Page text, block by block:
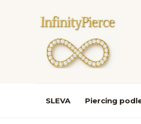
SLEVA Piercing